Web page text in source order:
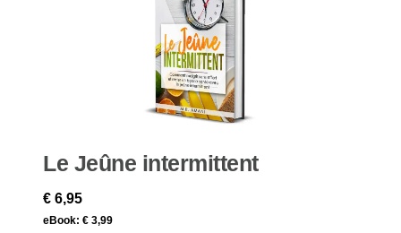
Le Jeûne intermittent
€ 6,95
eBook: € 3,99